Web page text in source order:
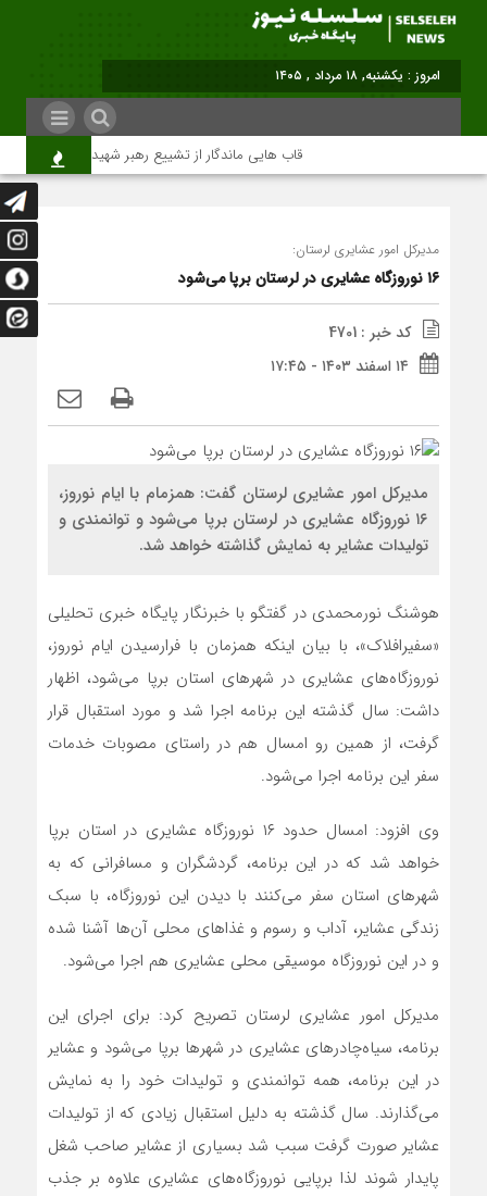
برابر با : Sunday - 9 August - 2026
قاب هایی ماندگار از تشییع رهبر شهید در تهران
مدیرکل امور عشایری لرستان:
۱۶ نوروزگاه عشایری در لرستان برپا می‌شود
کد خبر : 4701
۱۴ اسفند ۱۴۰۳ - ۱۷:۴۵
مدیرکل امور عشایری لرستان گفت: همزمام با ایام نوروز،
۱۶ نوروزگاه عشایری در لرستان برپا می‌شود و توانمندی و
تولیدات عشایر به نمایش گذاشته خواهد شد.
هوشنگ نورمحمدی در گفتگو با خبرنگار پایگاه خبری تحلیلی
«سفیرافلاک»، با بیان اینکه همزمان با فرارسیدن ایام نوروز،
نوروزگاه‌های عشایری در شهرهای استان برپا می‌شود، اظهار
داشت: سال گذشته این برنامه اجرا شد و مورد استقبال قرار
گرفت، از همین رو امسال هم در راستای مصوبات خدمات
سفر این برنامه اجرا می‌شود.
وی افزود: امسال حدود ۱۶ نوروزگاه عشایری در استان برپا
خواهد شد که در این برنامه، گردشگران و مسافرانی که به
شهرهای استان سفر می‌کنند با دیدن این نوروزگاه، با سبک
زندگی عشایر، آداب و رسوم و غذاهای محلی آن‌ها آشنا شده
و در این نوروزگاه موسیقی محلی عشایری هم اجرا می‌شود.
مدیرکل امور عشایری لرستان تصریح کرد: برای اجرای این
برنامه، سیاه‌چادرهای عشایری در شهرها برپا می‌شود و عشایر
در این برنامه، همه توانمندی و تولیدات خود را به نمایش
می‌گذارند. سال گذشته به دلیل استقبال زیادی که از تولیدات
عشایر صورت گرفت سبب شد بسیاری از عشایر صاحب شغل
پایدار شوند لذا برپایی نوروزگاه‌‌های عشایری علاوه بر جذب